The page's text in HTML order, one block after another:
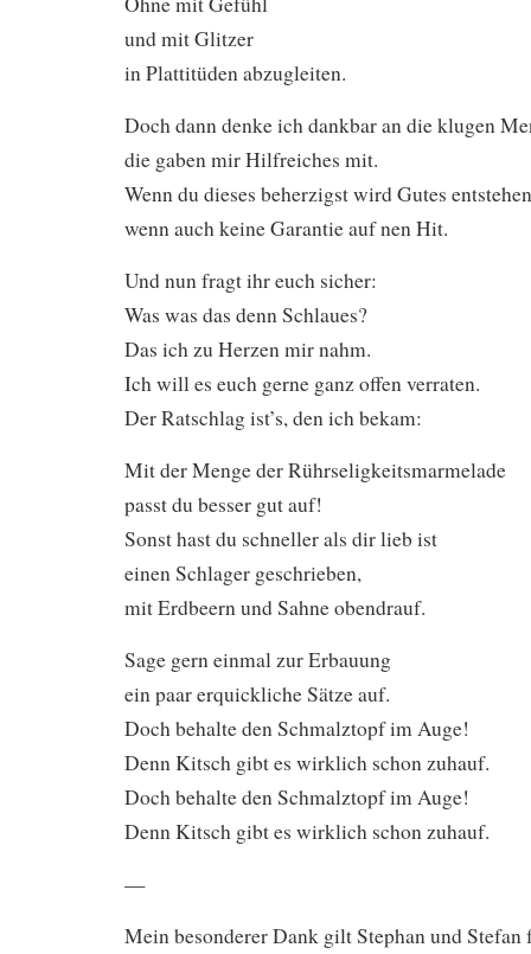
und mit Glitzer
in Plattitüden abzugleiten.
Doch dann denke ich dankbar an die klugen
die gaben mir Hilfreiches mit.
Wenn du dieses beherzigst wird Gutes
wenn auch keine Garantie auf nen Hit.
Und nun fragt ihr euch sicher:
Was was das denn Schlaues?
Das ich zu Herzen mir nahm.
Ich will es euch gerne ganz offen verraten.
Der Ratschlag ist’s, den ich bekam:
Mit der Menge der Rührseligkeitsmarmelade
passt du besser gut auf!
Sonst hast du schneller als dir lieb ist
einen Schlager geschrieben,
mit Erdbeern und Sahne obendrauf.
Sage gern einmal zur Erbauung
ein paar erquickliche Sätze auf.
Doch behalte den Schmalztopf im Auge!
Denn Kitsch gibt es wirklich schon zuhauf.
Doch behalte den Schmalztopf im Auge!
Denn Kitsch gibt es wirklich schon zuhauf.
—
Mein besonderer Dank gilt Stephan und Stefan